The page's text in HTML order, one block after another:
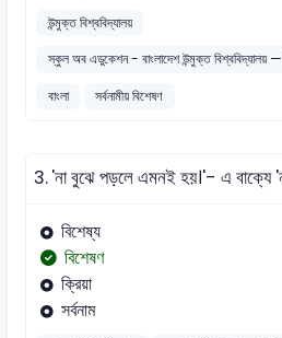
উন্মুক্ত বিশ্ববিদ্যালয়
স্কুল অব এডুকেশন - বাংলাদেশ উন্মুক্ত বিশ্ববিদ্যালয় —
বাংলা
সর্বনামীয় বিশেষণ
3.'না বুঝে পড়লে এমনই হয়।'- এ বাক্যে
বিশেষ্য
বিশেষণ
ক্রিয়া
সর্বনাম